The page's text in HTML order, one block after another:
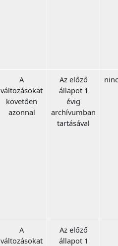
A
változásokat
követően
azonnal
Az előző
állapot 1
évig
archívumban
tartásával
A
változásokat
Az előző
állapot 1